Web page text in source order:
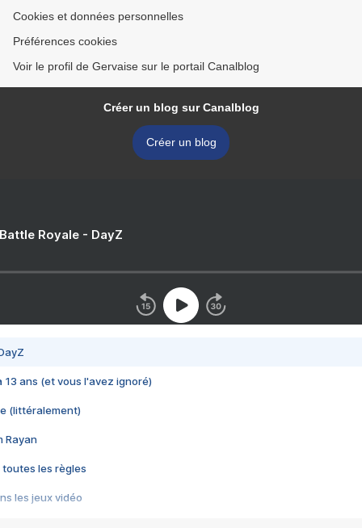
Cookies et données personnelles
Préférences cookies
Voir le profil de Gervaise sur le portail Canalblog
Créer un blog sur Canalblog
Créer un blog
Royale - DayZ
13 ans (et vous l'avez ignoré)
(littéralement)
Rayan
toutes les règles
les jeux vidéo